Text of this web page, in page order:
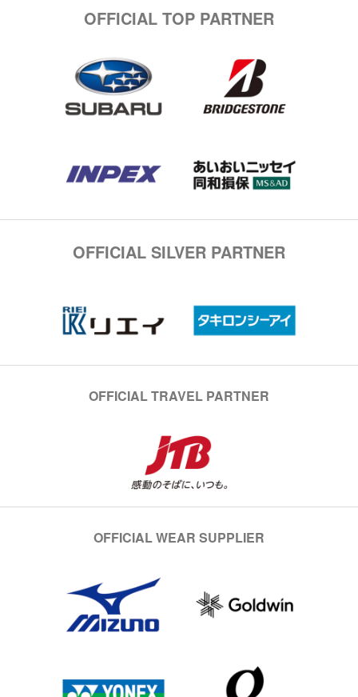
OFFICIAL TOP PARTNER
OFFICIAL SILVER PARTNER
OFFICIAL TRAVEL PARTNER
OFFICIAL WEAR SUPPLIER